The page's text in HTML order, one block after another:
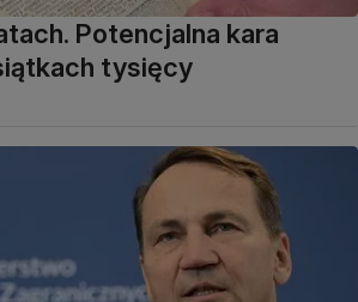
Potencjalna kara
tysięcy